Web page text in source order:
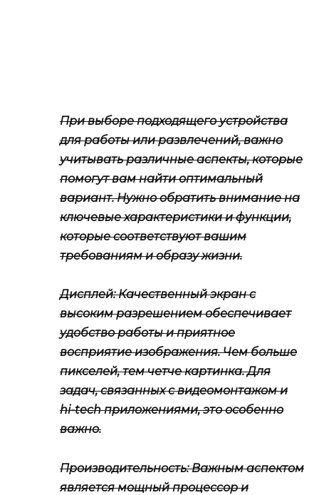
При выборе подходящего устройства
для работы или развлечений, важно
учитывать различные аспекты, которые
помогут вам найти оптимальный
вариант. Нужно обратить внимание на
ключевые характеристики и функции,
которые соответствуют вашим
требованиям и образу жизни.
Дисплей: Качественный экран с
высоким разрешением обеспечивает
удобство работы и приятное
восприятие изображения. Чем больше
пикселей, тем четче картинка. Для
задач, связанных с видеомонтажом и
hi-tech приложениями, это особенно
важно.
Производительность: Важным аспектом
является мощный процессор и